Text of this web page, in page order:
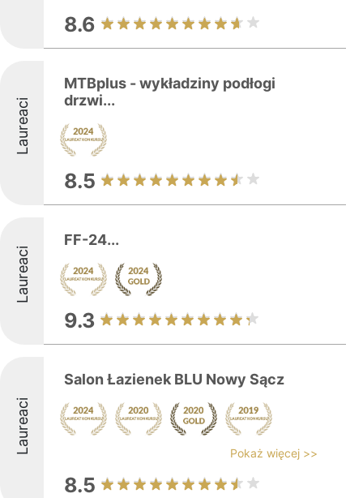
8.6
Laureaci
MTBplus - wykładziny podłogi
drzwi...
8.5
Laureaci
FF-24...
9.3
Laureaci
Salon Łazienek BLU Nowy Sącz
Pokaż więcej >>
8.5